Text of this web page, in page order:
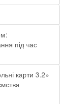
під час
карти 3.2»